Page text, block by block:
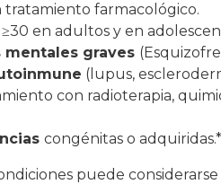
tratamiento farmacológico.
≥30 en adultos y en
mentales graves
(lupus,
con radioterapia,
congénitas o adquiridas.*
puede